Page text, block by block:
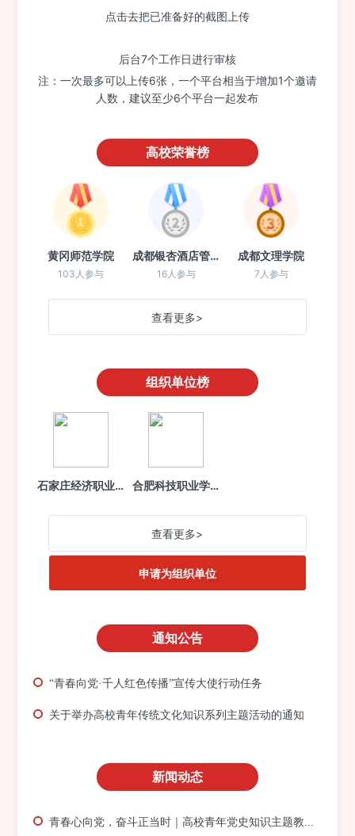
点击去把已准备好的截图上传
后台7个工作日进行审核
注：一次最多可以上传6张，一个平台相当于增加1个邀请
人数，建议至少6个平台一起发布
高校荣誉榜
黄冈师范学院
103人参与
成都银杏酒店管理学院(成都校区)
16人参与
成都文理学院
7人参与
查看更多>
组织单位榜
石家庄经济职业学院会计系 合肥科技职业学院马克思主义学院
查看更多>
申请为组织单位
通知公告
“青春向党·千人红色传播”宣传大使行动任务
关于举办高校青年传统文化知识系列主题活动的通知
新闻动态
青春心向党，奋斗正当时｜高校青年党史知识主题教育活动正式启动！